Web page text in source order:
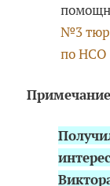
№3
по НСО
Примечание